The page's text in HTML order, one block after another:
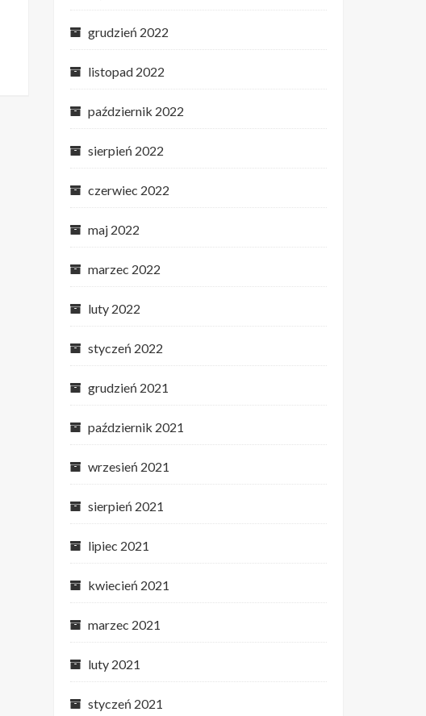
grudzień 2022
listopad 2022
październik 2022
sierpień 2022
czerwiec 2022
maj 2022
marzec 2022
luty 2022
styczeń 2022
grudzień 2021
październik 2021
wrzesień 2021
sierpień 2021
lipiec 2021
kwiecień 2021
marzec 2021
luty 2021
styczeń 2021